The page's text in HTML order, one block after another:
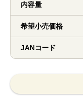
内容量
希望小売価格
JANコード